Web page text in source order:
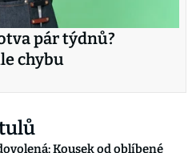
pár týdnů?
chybu
Kousek od oblíbené